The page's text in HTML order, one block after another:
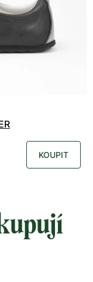
KOUPIT